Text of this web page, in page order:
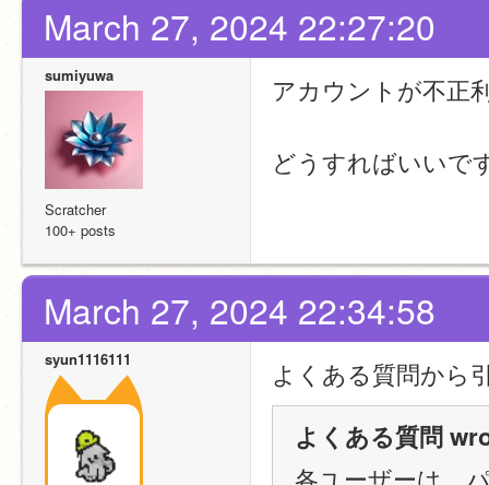
March 27, 2024 22:27:20
sumiyuwa
Scratcher
100+ posts
アカウントが不正
どうすればいいで
March 27, 2024 22:34:58
syun1116111
よくある質問から
よくある質問
各ユーザーは、